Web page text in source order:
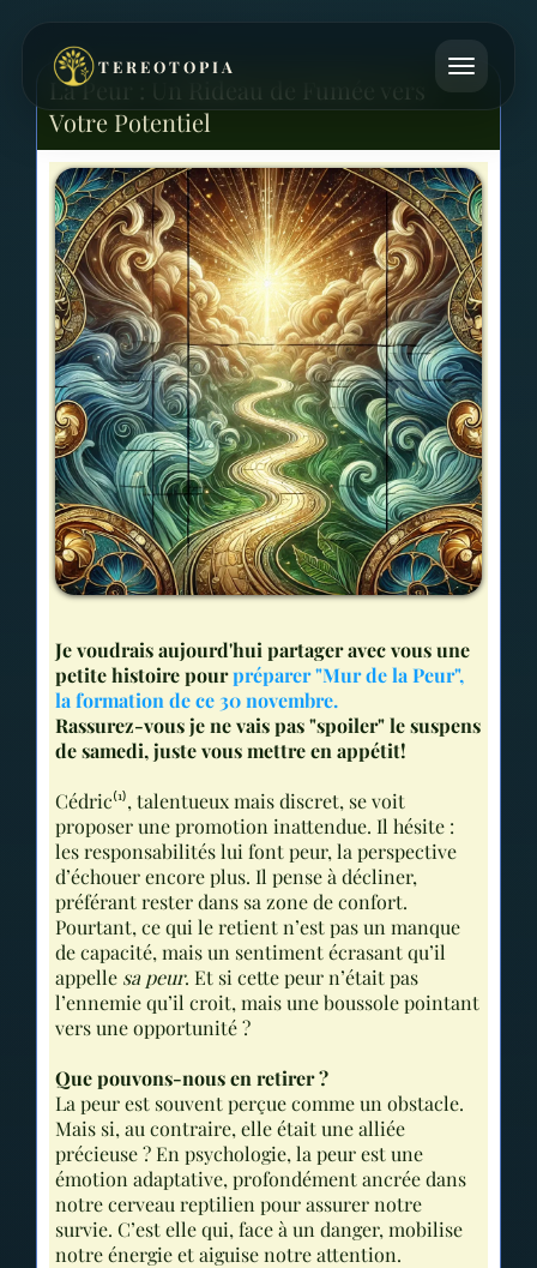
TEREOTOPIA
La Peur : Un Rideau de Fumée vers
Votre Potentiel
Je voudrais aujourd'hui partager avec vous une
petite histoire pourpréparer "Mur de la Peur",
la formation de ce 30 novembre.
Rassurez-vous je ne vais pas "spoiler" le suspens
de samedi, juste vous mettre en appétit!
Cédric⁽¹⁾, talentueux mais discret, se voit
proposer une promotion inattendue. Il hésite :
les responsabilités lui font peur, la perspective
d’échouer encore plus. Il pense à décliner,
préférant rester dans sa zone de confort.
Pourtant, ce qui le retient n’est pas un manque
de capacité, mais un sentiment écrasant qu’il
appelle sa peur. Et si cette peur n’était pas
l’ennemie qu’il croit, mais une boussole pointant
vers une opportunité ?
Que pouvons-nous en retirer ?
La peur est souvent perçue comme un obstacle.
Mais si, au contraire, elle était une alliée
précieuse ? En psychologie, la peur est une
émotion adaptative, profondément ancrée dans
notre cerveau reptilien pour assurer notre
survie. C’est elle qui, face à un danger, mobilise
notre énergie et aiguise notre attention.